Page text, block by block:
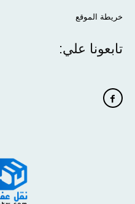
خريطة الموقع
تابعونا علي: